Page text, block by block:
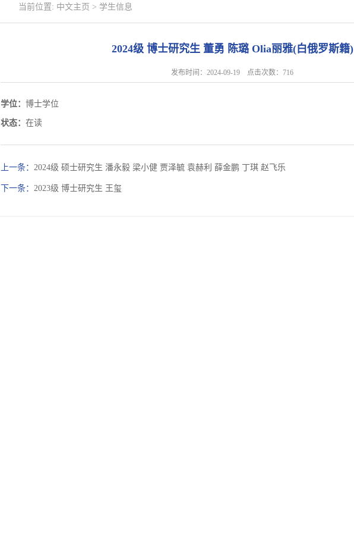
当前位置: 中文主页 > 学生信息
2024级 博士研究生 董勇 陈璐 Olia丽雅(白俄罗斯籍)
发布时间：2024-09-19 点击次数： 716
学位： 博士学位
状态： 在读
上一条： 2024级 硕士研究生 潘永毅 梁小健 贾泽毓 袁赫利 薛金鹏 丁琪 赵飞乐
下一条： 2023级 博士研究生 王玺